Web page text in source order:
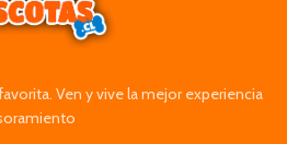
Ven y vive la mejor experiencia